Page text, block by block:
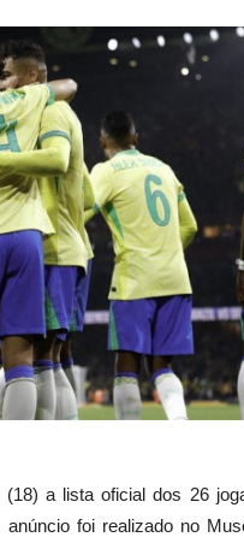
a lista oficial dos 26
foi realizado no